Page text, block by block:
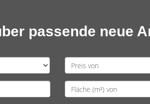
passende neue